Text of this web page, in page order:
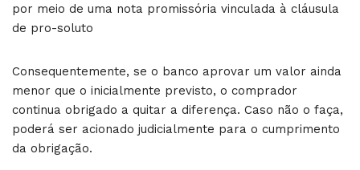
por meio de uma nota promissória vinculada à cláusula
de pro-soluto
Consequentemente, se o banco aprovar um valor ainda
menor que o inicialmente previsto, o comprador
continua obrigado a quitar a diferença. Caso não o faça,
poderá ser acionado judicialmente para o cumprimento
da obrigação.